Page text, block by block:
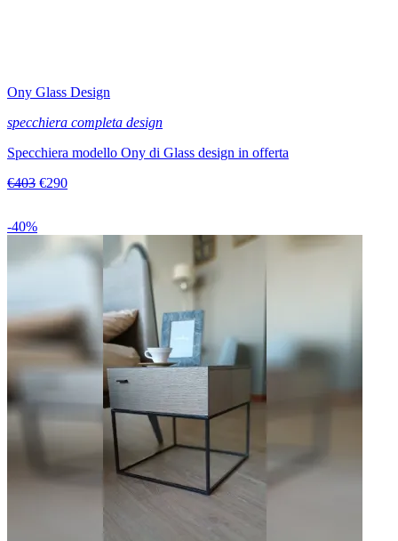
Ony Glass Design
specchiera completa design
Specchiera modello Ony di Glass design in offerta
€403 €290
-40%